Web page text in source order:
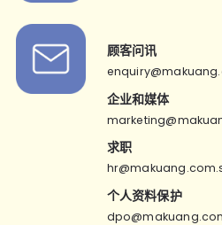
顾客问讯
企业和媒体
求职
个人资料保护